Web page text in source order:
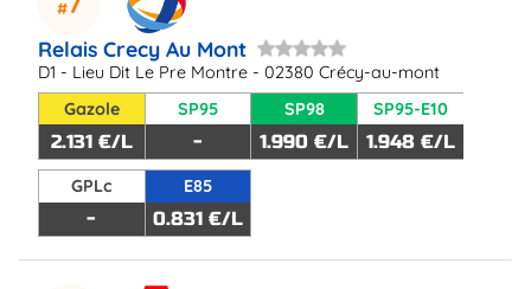
Relais Crecy Au Mont
D1 - Lieu Dit Le Pre Montre - 02380 Crécy-au-mont
Gazole
2.131 €/L
SP95
-
SP98
1.990 €/L
SP95-E10
1.948 €/L
GPLc
-
E85
0.831 €/L